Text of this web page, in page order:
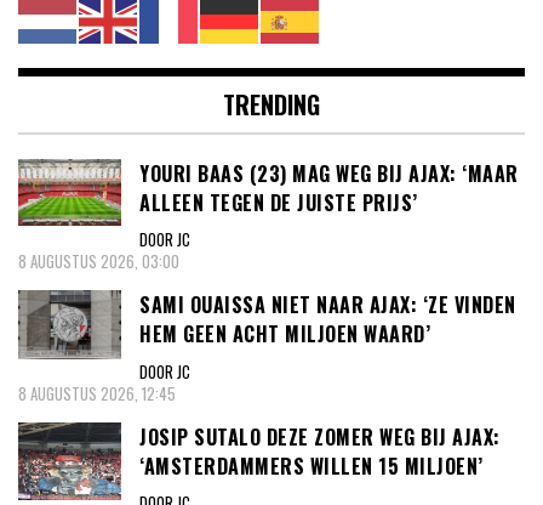
TRENDING
YOURI BAAS (23) MAG WEG BIJ AJAX: ‘MAAR
ALLEEN TEGEN DE JUISTE PRIJS’
DOOR JC
8 AUGUSTUS 2026, 03:00
SAMI OUAISSA NIET NAAR AJAX: ‘ZE VINDEN
HEM GEEN ACHT MILJOEN WAARD’
DOOR JC
8 AUGUSTUS 2026, 12:45
JOSIP SUTALO DEZE ZOMER WEG BIJ AJAX:
‘AMSTERDAMMERS WILLEN 15 MILJOEN’